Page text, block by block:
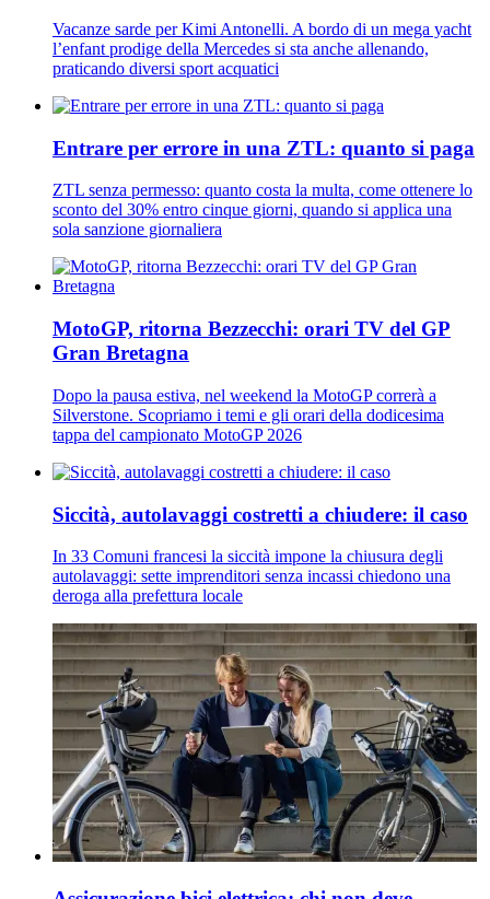
Vacanze sarde per Kimi Antonelli. A bordo di un mega yacht
l’enfant prodige della Mercedes si sta anche allenando,
praticando diversi sport acquatici
Entrare per errore in una ZTL: quanto si paga
ZTL senza permesso: quanto costa la multa, come ottenere lo
sconto del 30% entro cinque giorni, quando si applica una
sola sanzione giornaliera
MotoGP, ritorna Bezzecchi: orari TV del GP
Gran Bretagna
Dopo la pausa estiva, nel weekend la MotoGP correrà a
Silverstone. Scopriamo i temi e gli orari della dodicesima
tappa del campionato MotoGP 2026
Siccità, autolavaggi costretti a chiudere: il caso
In 33 Comuni francesi la siccità impone la chiusura degli
autolavaggi: sette imprenditori senza incassi chiedono una
deroga alla prefettura locale